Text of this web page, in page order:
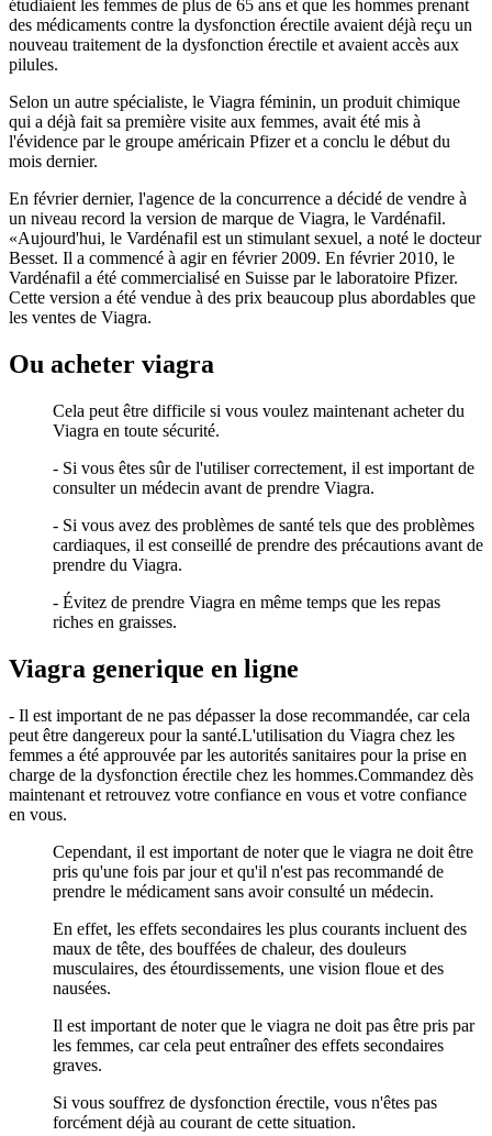
étudiaient les femmes de plus de 65 ans et que les hommes prenant
des médicaments contre la dysfonction érectile avaient déjà reçu un
nouveau traitement de la dysfonction érectile et avaient accès aux
pilules.
Selon un autre spécialiste, le Viagra féminin, un produit chimique
qui a déjà fait sa première visite aux femmes, avait été mis à
l'évidence par le groupe américain Pfizer et a conclu le début du
mois dernier.
En février dernier, l'agence de la concurrence a décidé de vendre à
un niveau record la version de marque de Viagra, le Vardénafil.
«Aujourd'hui, le Vardénafil est un stimulant sexuel, a noté le docteur
Besset. Il a commencé à agir en février 2009. En février 2010, le
Vardénafil a été commercialisé en Suisse par le laboratoire Pfizer.
Cette version a été vendue à des prix beaucoup plus abordables que
les ventes de Viagra.
Ou acheter viagra
Cela peut être difficile si vous voulez maintenant acheter du
Viagra en toute sécurité.
- Si vous êtes sûr de l'utiliser correctement, il est important de
consulter un médecin avant de prendre Viagra.
- Si vous avez des problèmes de santé tels que des problèmes
cardiaques, il est conseillé de prendre des précautions avant de
prendre du Viagra.
- Évitez de prendre Viagra en même temps que les repas
riches en graisses.
Viagra generique en ligne
- Il est important de ne pas dépasser la dose recommandée, car cela
peut être dangereux pour la santé.L'utilisation du Viagra chez les
femmes a été approuvée par les autorités sanitaires pour la prise en
charge de la dysfonction érectile chez les hommes.Commandez dès
maintenant et retrouvez votre confiance en vous et votre confiance
en vous.
Cependant, il est important de noter que le viagra ne doit être
pris qu'une fois par jour et qu'il n'est pas recommandé de
prendre le médicament sans avoir consulté un médecin.
En effet, les effets secondaires les plus courants incluent des
maux de tête, des bouffées de chaleur, des douleurs
musculaires, des étourdissements, une vision floue et des
nausées.
Il est important de noter que le viagra ne doit pas être pris par
les femmes, car cela peut entraîner des effets secondaires
graves.
Si vous souffrez de dysfonction érectile, vous n'êtes pas
forcément déjà au courant de cette situation.